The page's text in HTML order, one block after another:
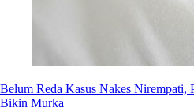
Belum Reda Kasus Nakes Nirempati,
Bikin Murka